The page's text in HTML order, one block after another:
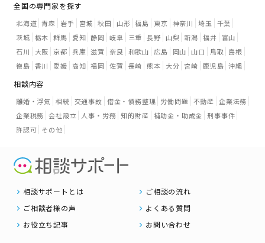
全国の専門家を探す
北海道 青森 岩手 宮城 秋田 山形 福島 東京 神奈川 埼玉
千葉
茨城 栃木 群馬 愛知 静岡 岐阜 三重 長野 山梨 新潟 福井
富山
石川
大阪 京都 兵庫 滋賀 奈良 和歌山 広島 岡山 山口 鳥取
島根
徳島 香川 愛媛 高知 福岡 佐賀 長崎 熊本 大分 宮崎 鹿児島 沖縄
相談内容
離婚・浮気 相続 交通事故 借金・債務整理 労働問題 不動産 企業法務
企業税務 会社設立 人事・労務 知的財産 補助金・助成金 刑事事件
許認可 その他
相談サポートとは
ご相談の流れ
ご相談者様の声
よくある質問
お役立ち記事
お問い合わせ